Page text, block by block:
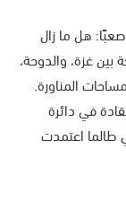
صعبًا: هل ما زال
غزة، والدوحة،
المناورة.
في دائرة
طالما اعتمدت